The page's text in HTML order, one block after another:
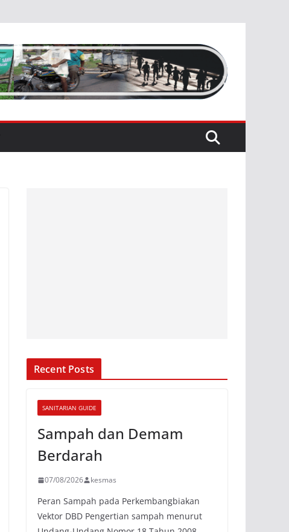
Recent Posts
SANITARIAN GUIDE
Sampah dan Demam
Berdarah
07/08/2026 kesmas
Peran Sampah pada Perkembangbiakan
Vektor DBD Pengertian sampah menurut